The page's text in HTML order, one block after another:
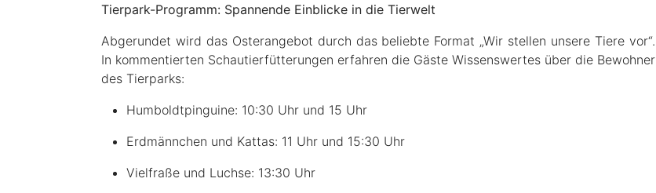
Tierpark-Programm: Spannende Einblicke in die Tierwelt
Abgerundet wird das Osterangebot durch das beliebte Format „Wir stellen unsere Tiere vor“.
In kommentierten Schautierfütterungen erfahren die Gäste Wissenswertes über die Bewohner
des Tierparks:
Humboldtpinguine: 10:30 Uhr und 15 Uhr
Erdmännchen und Kattas: 11 Uhr und 15:30 Uhr
Vielfraße und Luchse: 13:30 Uhr